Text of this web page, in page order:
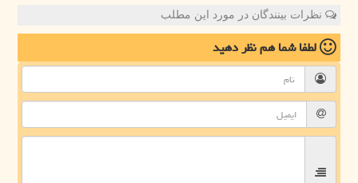
نظرات بینندگان در مورد این مطلب
لطفا شما همنظر دهید